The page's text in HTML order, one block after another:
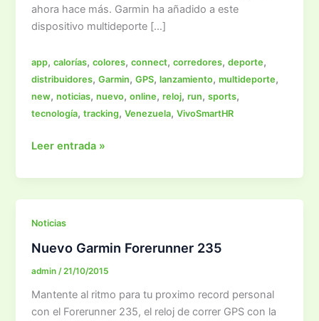
ahora hace más. Garmin ha añadido a este
dispositivo multideporte […]
app,calorías,colores,connect,corredores,deporte,
distribuidores,Garmin,GPS,lanzamiento,multideporte,
new,noticias,nuevo,online,reloj,run,sports,
tecnología,tracking,Venezuela,VivoSmartHR
¡Nuevo
VivoSmart
HR
GPS!
Leer entrada »
Noticias
Nuevo Garmin Forerunner 235
admin/21/10/2015
Mantente al ritmo para tu proximo record personal
con el Forerunner 235, el reloj de correr GPS con la